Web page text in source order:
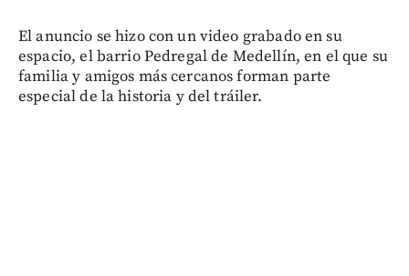
El anuncio se hizo con un video grabado en su
espacio, el barrio Pedregal de Medellín, en el que su
familia y amigos más cercanos forman parte
especial de la historia y del tráiler.